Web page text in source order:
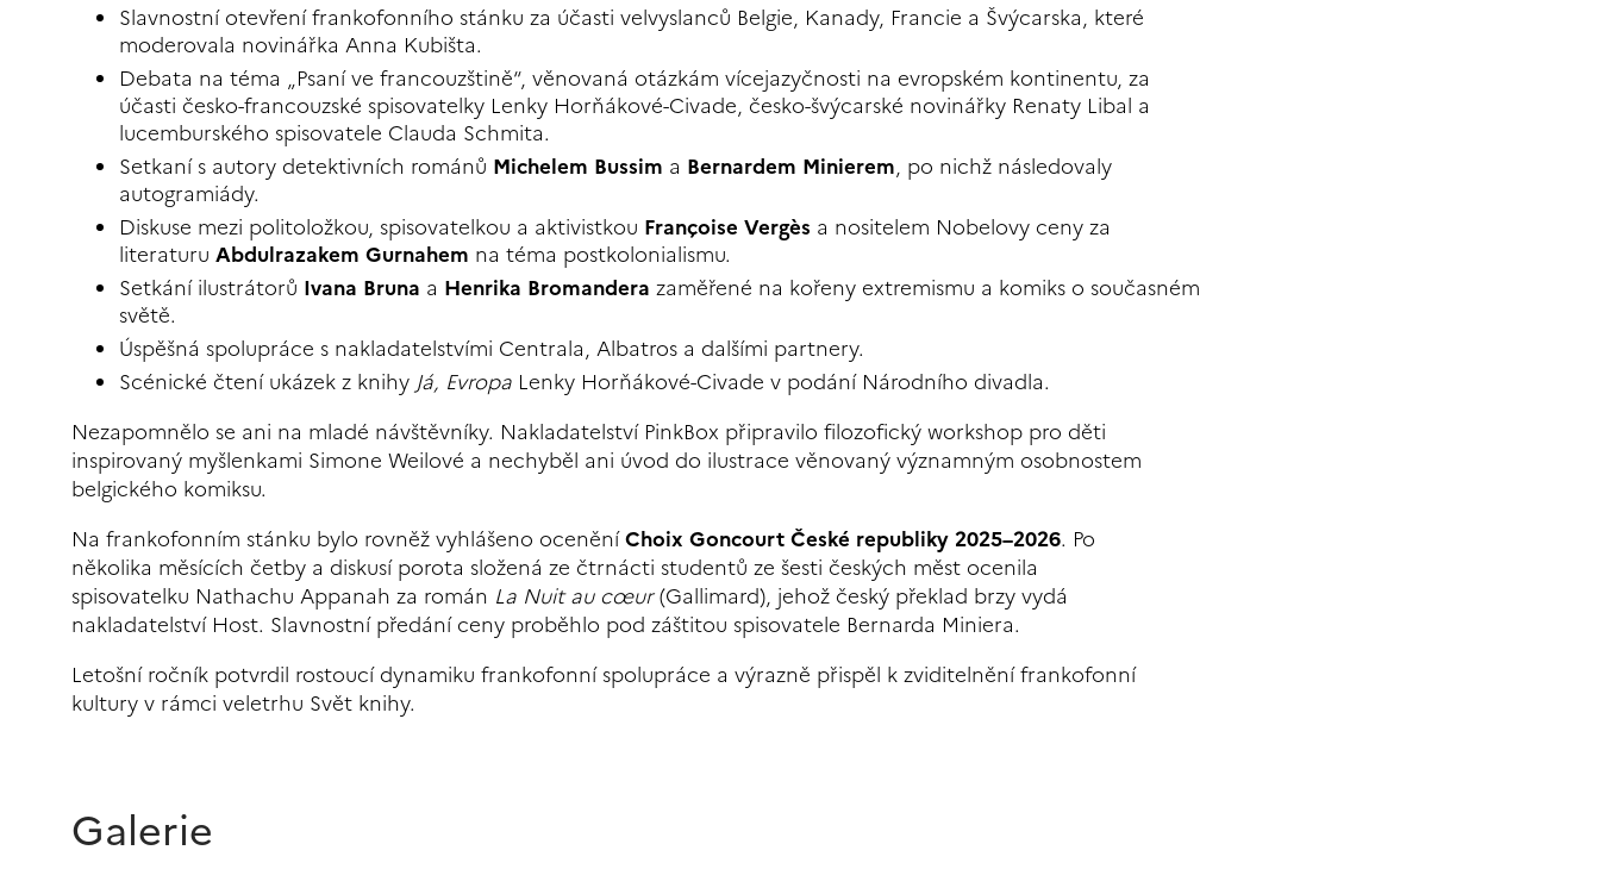
Slavnostní otevření frankofonního stánku za účasti velvyslanců Belgie, Kanady, Francie a Švýcarska, které
moderovala novinářka Anna Kubišta.
Debata na téma „Psaní ve francouzštině“, věnovaná otázkám vícejazyčnosti na evropském kontinentu, za
účasti česko-francouzské spisovatelky Lenky Horňákové-Civade, česko-švýcarské novinářky Renaty Libal a
lucemburského spisovatele Clauda Schmita.
Setkaní s autory detektivních románů Michelem Bussim a Bernardem Minierem, po nichž následovaly
autogramiády.
Diskuse mezi politoložkou, spisovatelkou a aktivistkou Françoise Vergès a nositelem Nobelovy ceny za
literaturu Abdulrazakem Gurnahem na téma postkolonialismu.
Setkání ilustrátorů Ivana Bruna a Henrika Bromandera zaměřené na kořeny extremismu a komiks o současném
světě.
Úspěšná spolupráce s nakladatelstvími Centrala, Albatros a dalšími partnery.
Scénické čtení ukázek z knihy Já, Evropa Lenky Horňákové-Civade v podání Národního divadla.
Nezapomnělo se ani na mladé návštěvníky. Nakladatelství PinkBox připravilo filozofický workshop pro děti
inspirovaný myšlenkami Simone Weilové a nechyběl ani úvod do ilustrace věnovaný významným osobnostem
belgického komiksu.
Na frankofonním stánku bylo rovněž vyhlášeno oceněníChoix Goncourt České republiky 2025–2026. Po
několika měsících četby a diskusí porota složená ze čtrnácti studentů ze šesti českých měst ocenila
spisovatelku Nathachu Appanah za román La Nuit au cœur(Gallimard), jehož český překlad brzy vydá
nakladatelství Host. Slavnostní předání ceny proběhlo pod záštitou spisovatele Bernarda Miniera.
Letošní ročník potvrdil rostoucí dynamiku frankofonní spolupráce a výrazně přispěl k zviditelnění frankofonní
kultury v rámci veletrhu Svět knihy.
Galerie